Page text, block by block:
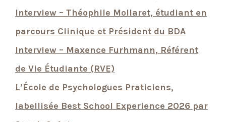
Interview – Théophile Mollaret, étudiant en
parcours Clinique et Président du BDA
Interview – Maxence Furhmann, Référent
de Vie Étudiante (RVE)
L’École de Psychologues Praticiens,
labellisée Best School Experience 2026 par